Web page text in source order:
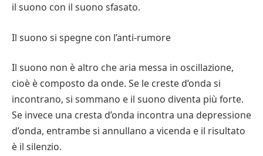
il suono con il suono sfasato.
Il suono si spegne con l’anti-rumore
Il suono non è altro che aria messa in oscillazione,
cioè è composto da onde. Se le creste d’onda si
incontrano, si sommano e il suono diventa più forte.
Se invece una cresta d’onda incontra una depressione
d’onda, entrambe si annullano a vicenda e il risultato
è il silenzio.